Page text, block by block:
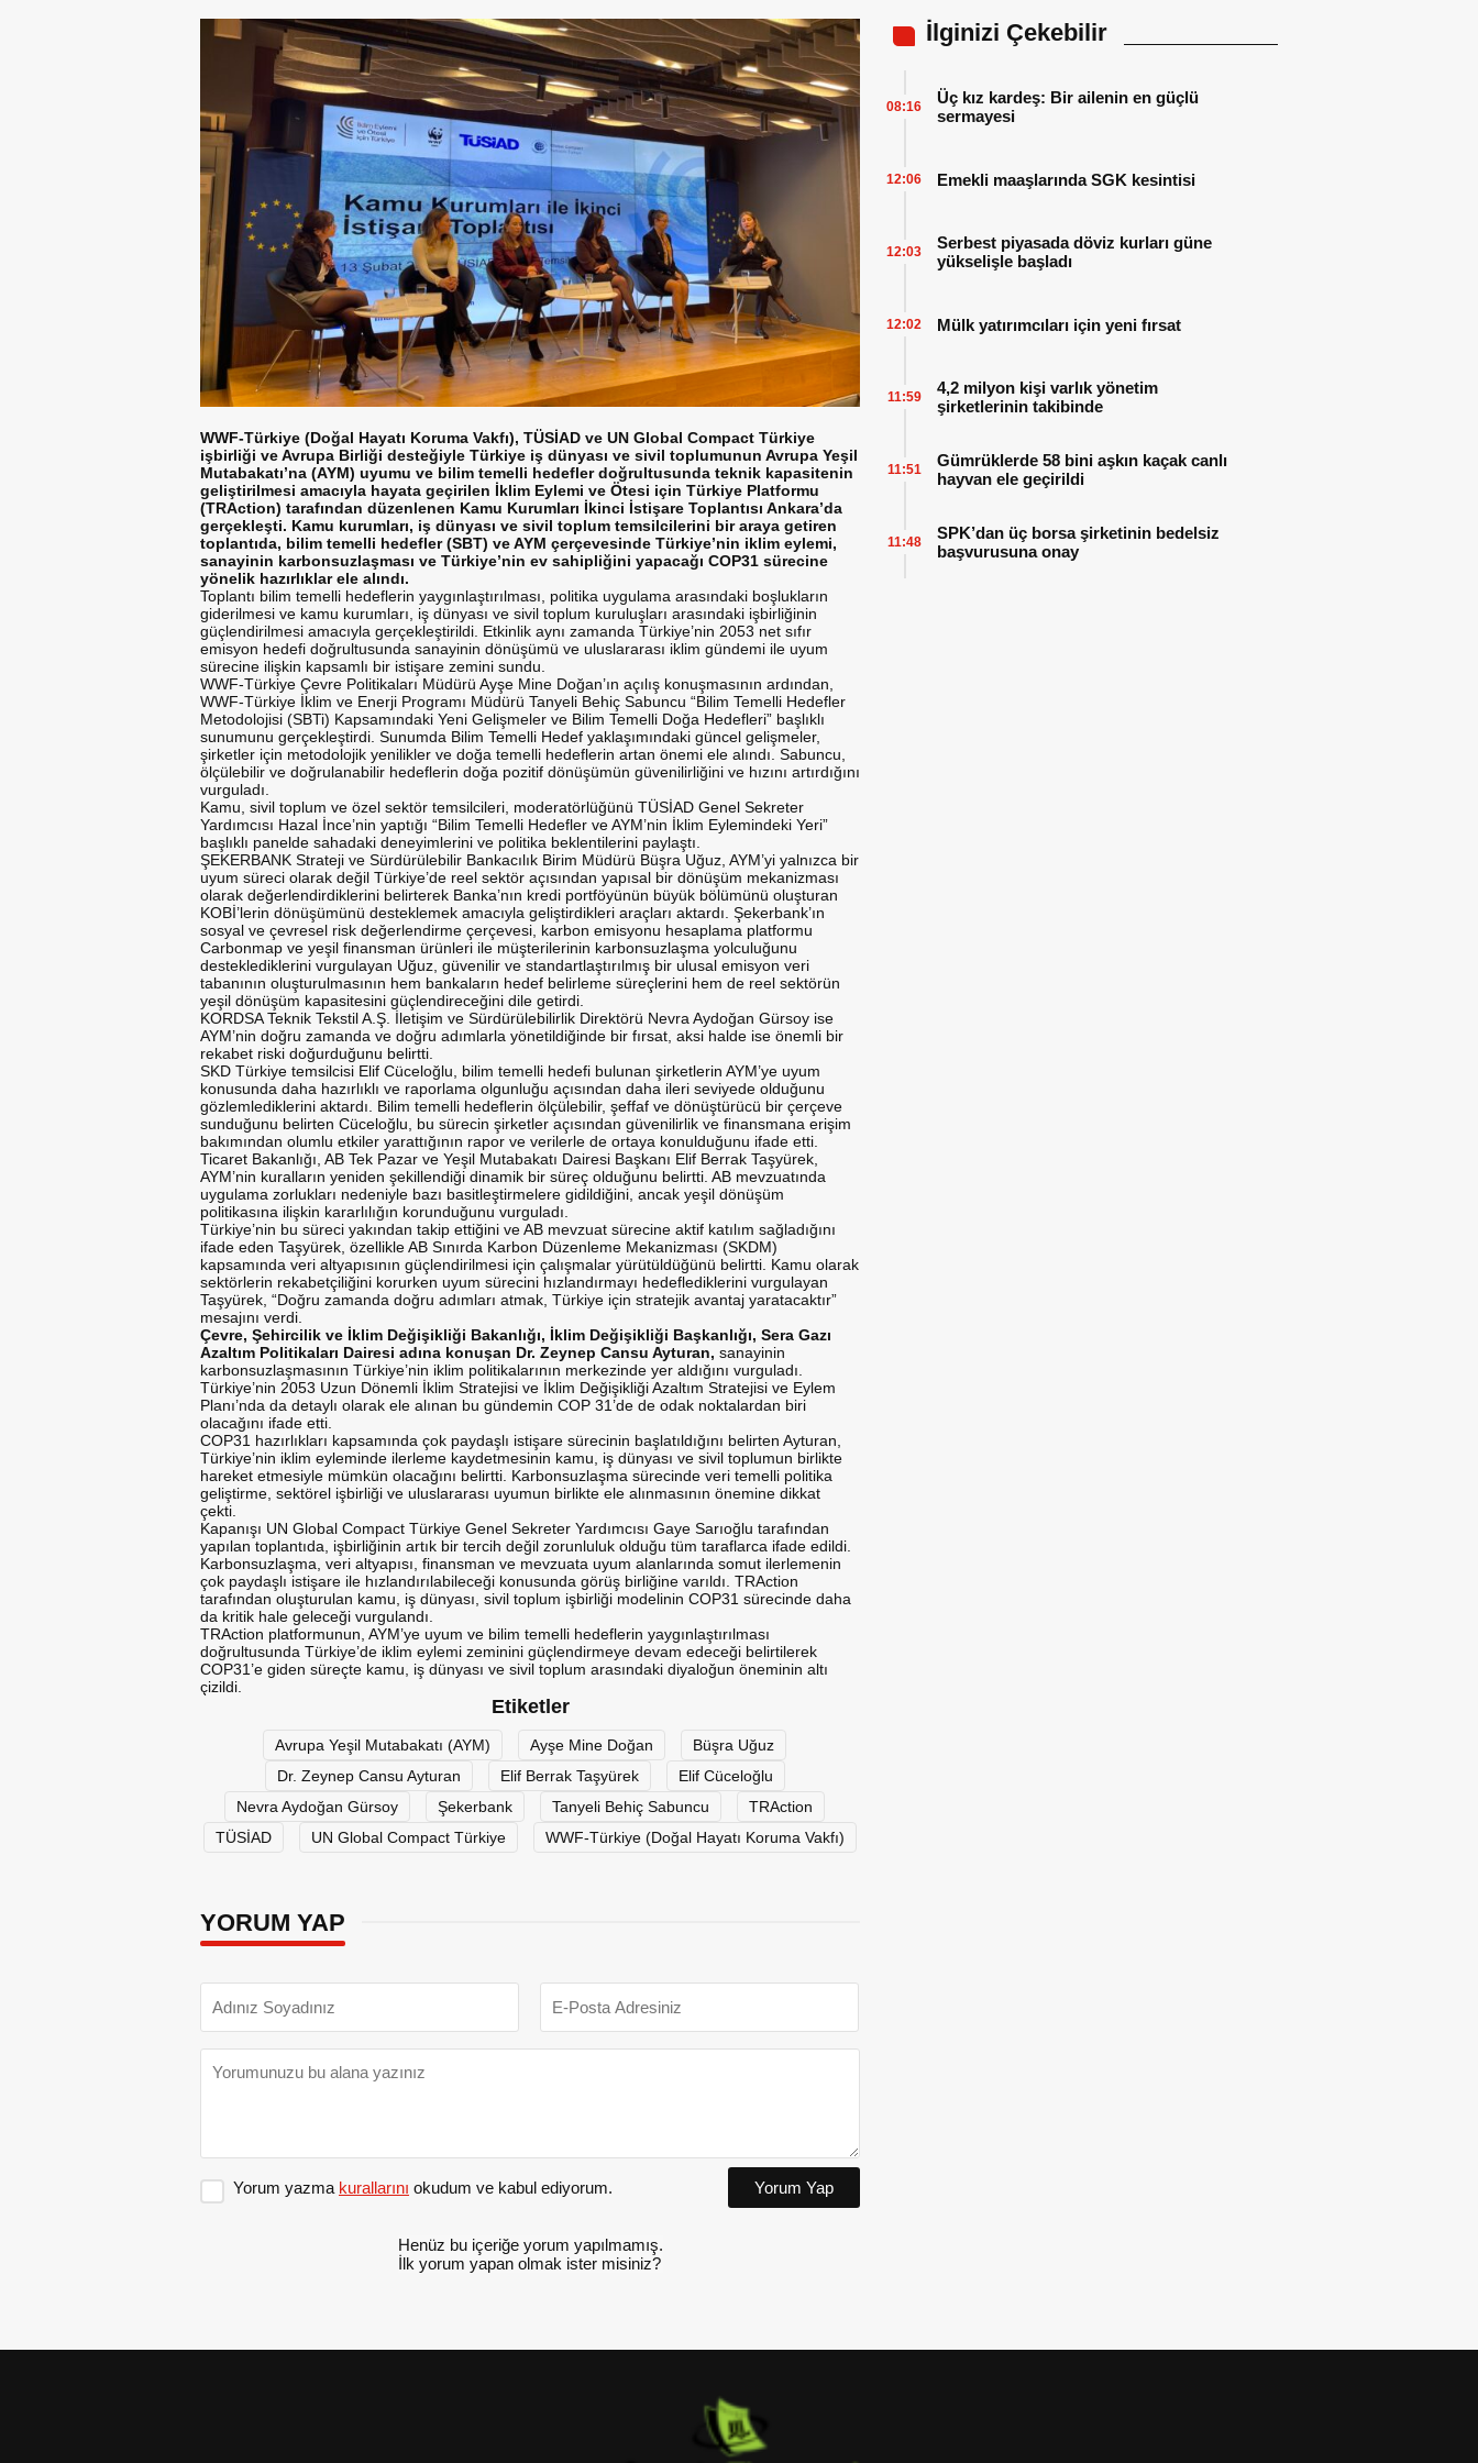
WWF-Türkiye (Doğal Hayatı Koruma Vakfı), TÜSİAD ve UN Global Compact Türkiye
işbirliği ve Avrupa Birliği desteğiyle Türkiye iş dünyası ve sivil toplumunun Avrupa Yeşil
Mutabakatı’na (AYM) uyumu ve bilim temelli hedefler doğrultusunda teknik kapasitenin
geliştirilmesi amacıyla hayata geçirilen İklim Eylemi ve Ötesi için Türkiye Platformu
(TRAction) tarafından düzenlenen Kamu Kurumları İkinci İstişare Toplantısı Ankara’da
gerçekleşti. Kamu kurumları, iş dünyası ve sivil toplum temsilcilerini bir araya getiren
toplantıda, bilim temelli hedefler (SBT) ve AYM çerçevesinde Türkiye’nin iklim eylemi,
sanayinin karbonsuzlaşması ve Türkiye’nin ev sahipliğini yapacağı COP31 sürecine
yönelik hazırlıklar ele alındı.
Toplantı bilim temelli hedeflerin yaygınlaştırılması, politika uygulama arasındaki boşlukların
giderilmesi ve kamu kurumları, iş dünyası ve sivil toplum kuruluşları arasındaki işbirliğinin
güçlendirilmesi amacıyla gerçekleştirildi. Etkinlik aynı zamanda Türkiye’nin 2053 net sıfır
emisyon hedefi doğrultusunda sanayinin dönüşümü ve uluslararası iklim gündemi ile uyum
sürecine ilişkin kapsamlı bir istişare zemini sundu.
WWF-Türkiye Çevre Politikaları Müdürü Ayşe Mine Doğan’ın açılış konuşmasının ardından,
WWF-Türkiye İklim ve Enerji Programı Müdürü Tanyeli Behiç Sabuncu “Bilim Temelli Hedefler
Metodolojisi (SBTi) Kapsamındaki Yeni Gelişmeler ve Bilim Temelli Doğa Hedefleri” başlıklı
sunumunu gerçekleştirdi. Sunumda Bilim Temelli Hedef yaklaşımındaki güncel gelişmeler,
şirketler için metodolojik yenilikler ve doğa temelli hedeflerin artan önemi ele alındı. Sabuncu,
ölçülebilir ve doğrulanabilir hedeflerin doğa pozitif dönüşümün güvenilirliğini ve hızını artırdığını
vurguladı.
Kamu, sivil toplum ve özel sektör temsilcileri, moderatörlüğünü TÜSİAD Genel Sekreter
Yardımcısı Hazal İnce’nin yaptığı “Bilim Temelli Hedefler ve AYM’nin İklim Eylemindeki Yeri”
başlıklı panelde sahadaki deneyimlerini ve politika beklentilerini paylaştı.
ŞEKERBANK Strateji ve Sürdürülebilir Bankacılık Birim Müdürü Büşra Uğuz, AYM’yi yalnızca bir
uyum süreci olarak değil Türkiye’de reel sektör açısından yapısal bir dönüşüm mekanizması
olarak değerlendirdiklerini belirterek Banka’nın kredi portföyünün büyük bölümünü oluşturan
KOBİ’lerin dönüşümünü desteklemek amacıyla geliştirdikleri araçları aktardı. Şekerbank’ın
sosyal ve çevresel risk değerlendirme çerçevesi, karbon emisyonu hesaplama platformu
Carbonmap ve yeşil finansman ürünleri ile müşterilerinin karbonsuzlaşma yolculuğunu
desteklediklerini vurgulayan Uğuz, güvenilir ve standartlaştırılmış bir ulusal emisyon veri
tabanının oluşturulmasının hem bankaların hedef belirleme süreçlerini hem de reel sektörün
yeşil dönüşüm kapasitesini güçlendireceğini dile getirdi.
KORDSA Teknik Tekstil A.Ş. İletişim ve Sürdürülebilirlik Direktörü Nevra Aydoğan Gürsoy ise
AYM’nin doğru zamanda ve doğru adımlarla yönetildiğinde bir fırsat, aksi halde ise önemli bir
rekabet riski doğurduğunu belirtti.
SKD Türkiye temsilcisi Elif Cüceloğlu, bilim temelli hedefi bulunan şirketlerin AYM’ye uyum
konusunda daha hazırlıklı ve raporlama olgunluğu açısından daha ileri seviyede olduğunu
gözlemlediklerini aktardı. Bilim temelli hedeflerin ölçülebilir, şeffaf ve dönüştürücü bir çerçeve
sunduğunu belirten Cüceloğlu, bu sürecin şirketler açısından güvenilirlik ve finansmana erişim
bakımından olumlu etkiler yarattığının rapor ve verilerle de ortaya konulduğunu ifade etti.
Ticaret Bakanlığı, AB Tek Pazar ve Yeşil Mutabakatı Dairesi Başkanı Elif Berrak Taşyürek,
AYM’nin kuralların yeniden şekillendiği dinamik bir süreç olduğunu belirtti. AB mevzuatında
uygulama zorlukları nedeniyle bazı basitleştirmelere gidildiğini, ancak yeşil dönüşüm
politikasına ilişkin kararlılığın korunduğunu vurguladı.
Türkiye’nin bu süreci yakından takip ettiğini ve AB mevzuat sürecine aktif katılım sağladığını
ifade eden Taşyürek, özellikle AB Sınırda Karbon Düzenleme Mekanizması (SKDM)
kapsamında veri altyapısının güçlendirilmesi için çalışmalar yürütüldüğünü belirtti. Kamu olarak
sektörlerin rekabetçiliğini korurken uyum sürecini hızlandırmayı hedeflediklerini vurgulayan
Taşyürek, “Doğru zamanda doğru adımları atmak, Türkiye için stratejik avantaj yaratacaktır”
mesajını verdi.
Çevre, Şehircilik ve İklim Değişikliği Bakanlığı, İklim Değişikliği Başkanlığı, Sera Gazı
Azaltım Politikaları Dairesi adına konuşan Dr. Zeynep Cansu Ayturan, sanayinin
karbonsuzlaşmasının Türkiye’nin iklim politikalarının merkezinde yer aldığını vurguladı.
Türkiye’nin 2053 Uzun Dönemli İklim Stratejisi ve İklim Değişikliği Azaltım Stratejisi ve Eylem
Planı’nda da detaylı olarak ele alınan bu gündemin COP 31’de de odak noktalardan biri
olacağını ifade etti.
COP31 hazırlıkları kapsamında çok paydaşlı istişare sürecinin başlatıldığını belirten Ayturan,
Türkiye’nin iklim eyleminde ilerleme kaydetmesinin kamu, iş dünyası ve sivil toplumun birlikte
hareket etmesiyle mümkün olacağını belirtti. Karbonsuzlaşma sürecinde veri temelli politika
geliştirme, sektörel işbirliği ve uluslararası uyumun birlikte ele alınmasının önemine dikkat
çekti.
Kapanışı UN Global Compact Türkiye Genel Sekreter Yardımcısı Gaye Sarıoğlu tarafından
yapılan toplantıda, işbirliğinin artık bir tercih değil zorunluluk olduğu tüm taraflarca ifade edildi.
Karbonsuzlaşma, veri altyapısı, finansman ve mevzuata uyum alanlarında somut ilerlemenin
çok paydaşlı istişare ile hızlandırılabileceği konusunda görüş birliğine varıldı. TRAction
tarafından oluşturulan kamu, iş dünyası, sivil toplum işbirliği modelinin COP31 sürecinde daha
da kritik hale geleceği vurgulandı.
TRAction platformunun, AYM’ye uyum ve bilim temelli hedeflerin yaygınlaştırılması
doğrultusunda Türkiye’de iklim eylemi zeminini güçlendirmeye devam edeceği belirtilerek
COP31’e giden süreçte kamu, iş dünyası ve sivil toplum arasındaki diyaloğun öneminin altı
çizildi.
Etiketler
Avrupa Yeşil Mutabakatı (AYM) Ayşe Mine Doğan
Büşra Uğuz
Dr. Zeynep Cansu Ayturan
Elif Berrak Taşyürek
Elif Cüceloğlu
Nevra Aydoğan Gürsoy
Şekerbank Tanyeli Behiç Sabuncu
TRAction
TÜSİAD
UN Global Compact Türkiye WWF-Türkiye (Doğal Hayatı Koruma Vakfı)
YORUM YAP
Yorum yazma kurallarını okudum ve kabul ediyorum. Yorum Yap
Henüz bu içeriğe yorum yapılmamış.
İlk yorum yapan olmak ister misiniz?
İlginizi Çekebilir
Üç kız kardeş: Bir ailenin en güçlü
sermayesi
08:16
Emekli maaşlarında SGK kesintisi
12:06
Serbest piyasada döviz kurları güne
yükselişle başladı
12:03
Mülk yatırımcıları için yeni fırsat
12:02
4,2 milyon kişi varlık yönetim
şirketlerinin takibinde
11:59
Gümrüklerde 58 bini aşkın kaçak canlı
hayvan ele geçirildi
11:51
SPK’dan üç borsa şirketinin bedelsiz
başvurusuna onay
11:48